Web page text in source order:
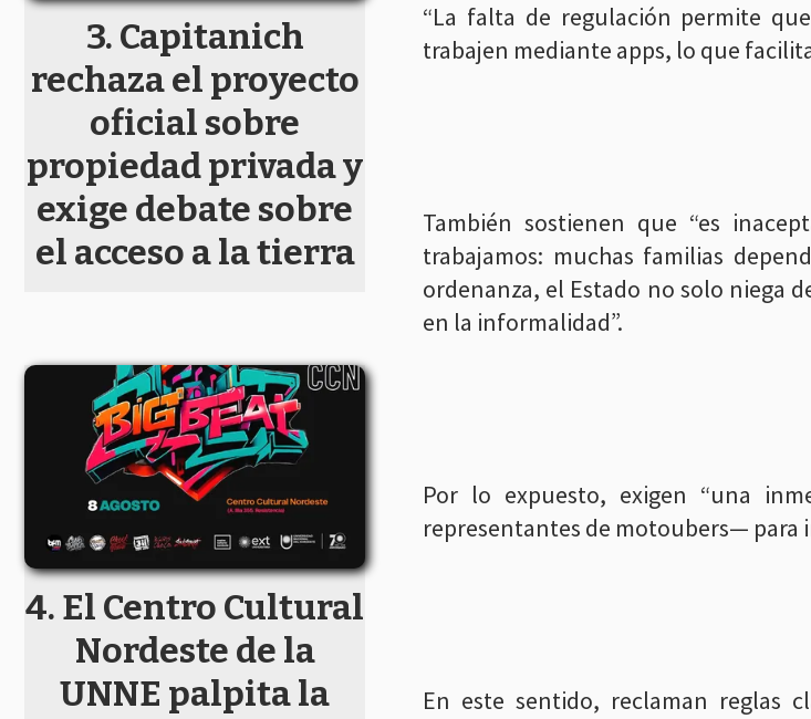
“La falta de regulación permite
trabajen mediante apps, lo que
También sostienen que “es
trabajamos: muchas familias
ordenanza, el Estado no solo niega
en la informalidad”.
Por lo expuesto, exigen “una
representantes de motoubers— para
En este sentido, reclaman reglas
Capitanich
rechaza el proyecto
oficial sobre
propiedad privada y
exige debate sobre
el acceso a la tierra
El Centro Cultural
Nordeste de la
UNNE palpita la